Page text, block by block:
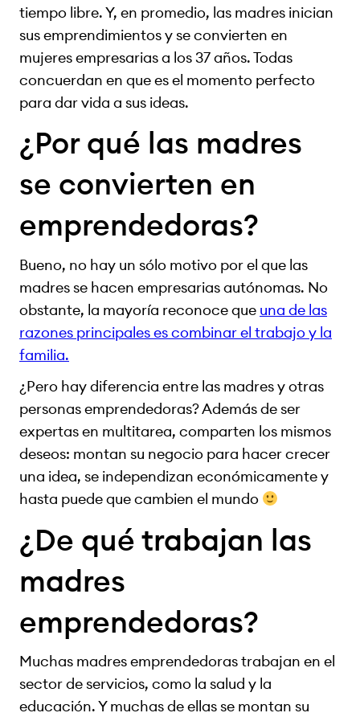
tiempo libre. Y, en promedio, las madres inician
sus emprendimientos y se convierten en
mujeres empresarias a los 37 años. Todas
concuerdan en que es el momento perfecto
para dar vida a sus ideas.
¿Por qué las madres
se convierten en
emprendedoras?
Bueno, no hay un sólo motivo por el que las
madres se hacen empresarias autónomas. No
obstante, la mayoría reconoce que una de las
razones principales es combinar el trabajo y la
familia.
¿Pero hay diferencia entre las madres y otras
personas emprendedoras? Además de ser
expertas en multitarea, comparten los mismos
deseos: montan su negocio para hacer crecer
una idea, se independizan económicamente y
hasta puede que cambien el mundo
¿De qué trabajan las
madres
emprendedoras?
Muchas madres emprendedoras trabajan en el
sector de servicios, como la salud y la
educación. Y muchas de ellas se montan su